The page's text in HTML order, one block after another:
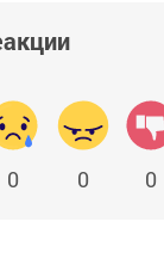
0 0 0